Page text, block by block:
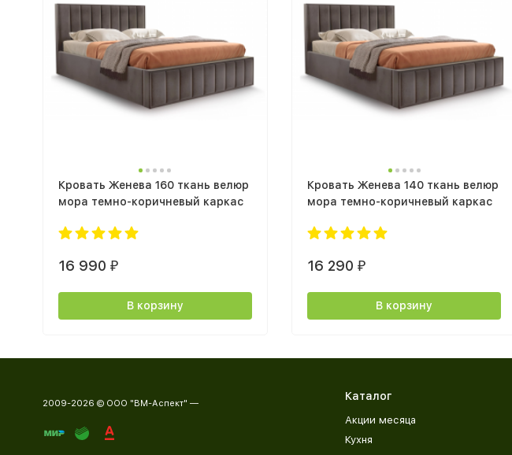
Кровать Женева 160 ткань велюр
мора темно-коричневый каркас
16 990 ₽
В корзину
Кровать Женева 140 ткань велюр
мора темно-коричневый каркас
16 290₽
В корзину
2009-2026 © ООО "ВМ-Аспект" —
Каталог
Акции месяца
Кухня